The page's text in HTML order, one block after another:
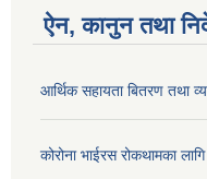
ऐन, कानुन तथा
आर्थिक सहायता बितरण तथा
कोरोना भाईरस रोकथामका